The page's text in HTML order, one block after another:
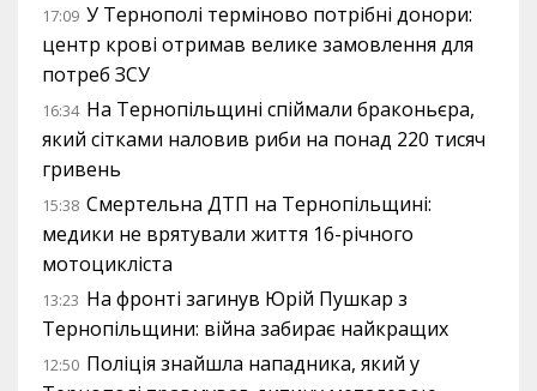
17:09 У Тернополі терміново потрібні донори:
центр крові отримав велике замовлення для
потреб ЗСУ
16:34 На Тернопільщині спіймали браконьєра,
який сітками наловив риби на понад 220 тисяч
гривень
15:38 Смертельна ДТП на Тернопільщині:
медики не врятували життя 16-річного
мотоцикліста
13:23 На фронті загинув Юрій Пушкар з
Тернопільщини: війна забирає найкращих
12:50 Поліція знайшла нападника, який у